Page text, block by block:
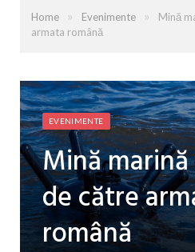
Home » Evenimente »
Mină
armata română
EVENIMENTE
Mină
de către
română